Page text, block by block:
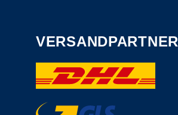
VERSANDPARTNER